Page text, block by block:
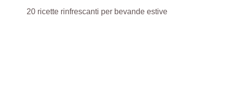
20 ricette rinfrescanti per bevande estive